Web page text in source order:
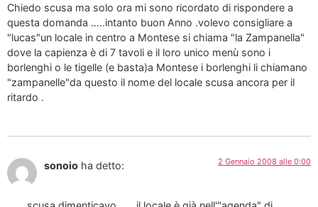
Chiedo scusa ma solo ora mi sono ricordato di rispondere a
questa domanda …..intanto buon Anno .volevo consigliare a
"lucas"un locale in centro a Montese si chiama "la Zampanella"
dove la capienza è di 7 tavoli e il loro unico menù sono i
borlenghi o le tigelle (e basta)a Montese i borlenghi li chiamano
"zampanelle"da questo il nome del locale scusa ancora per il
ritardo .
sonoio ha detto: 2 Gennaio 2008 alle 0:00